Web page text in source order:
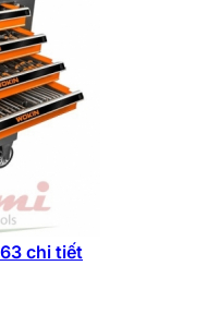
chi tiết